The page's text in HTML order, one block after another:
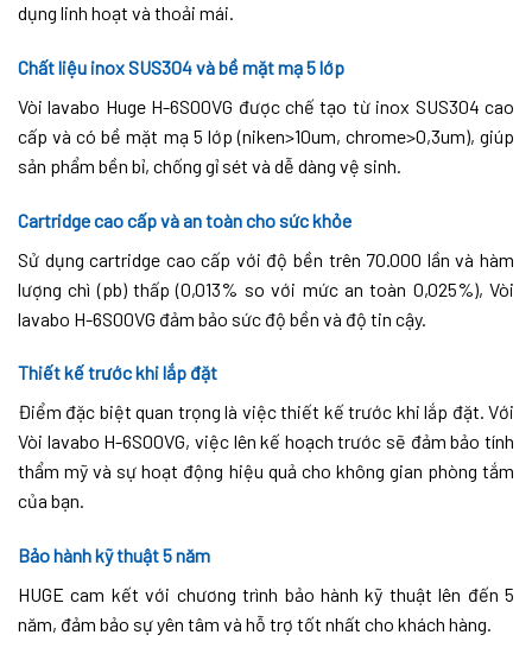
dụng linh hoạt và thoải mái.
Chất liệu inox SUS304 và bề mặt mạ 5 lớp
Vòi lavabo Huge H-6S00VG được chế tạo từ inox SUS304 cao
cấp và có bề mặt mạ 5 lớp (niken>10um, chrome>0,3um), giúp
sản phẩm bền bỉ, chống gỉ sét và dễ dàng vệ sinh.
Cartridge cao cấp và an toàn cho sức khỏe
Sử dụng cartridge cao cấp với độ bền trên 70.000 lần và hàm
lượng chì (pb) thấp (0,013% so với mức an toàn 0,025%), Vòi
lavabo H-6S00VG đảm bảo sức độ bền và độ tin cậy.
Thiết kế trước khi lắp đặt
Điểm đặc biệt quan trọng là việc thiết kế trước khi lắp đặt. Với
Vòi lavabo H-6S00VG, việc lên kế hoạch trước sẽ đảm bảo tính
thẩm mỹ và sự hoạt động hiệu quả cho không gian phòng tắm
của bạn.
Bảo hành kỹ thuật 5 năm
HUGE cam kết với chương trình bảo hành kỹ thuật lên đến 5
năm, đảm bảo sự yên tâm và hỗ trợ tốt nhất cho khách hàng.